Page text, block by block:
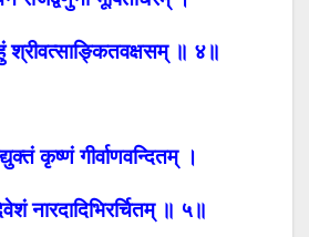
श्रीवत्साङ्कितवक्षसम् ॥ ४॥
कृष्णं गीर्वाणवन्दितम् ।
नारदादिभिरर्चितम् ॥ ५॥